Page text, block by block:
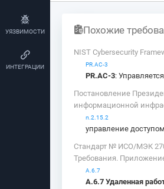
УЯЗВИМОСТИ
ИНТЕГРАЦИИ
Похожие
NIST Cybersecurity
PR.AC-3
PR.AC-3:
Постановление
информационной
п.2.15.2
управление
Стандарт № ИСО/МЭК
Требования.
А.6.7
А.6.7 Удаленная